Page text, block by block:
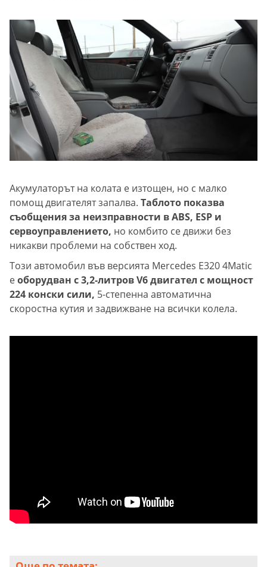
Акумулаторът на колата е изтощен, но с малко
помощ двигателят запалва. Таблото показва
съобщения за неизправности в ABS, ESP и
сервоуправлението, но комбито се движи без
никакви проблеми на собствен ход.
Този автомобил във версията Mercedes E320 4Matic
еоборудван с 3,2-литров V6 двигател с мощност
224 конски сили, 5-степенна автоматична
скоростна кутия и задвижване на всички колела.